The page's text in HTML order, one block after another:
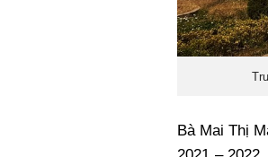
Bà Mai Thị